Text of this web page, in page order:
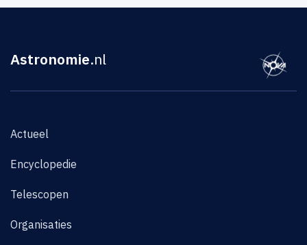
Astronomie.nl
Actueel
Encyclopedie
Telescopen
Organisaties